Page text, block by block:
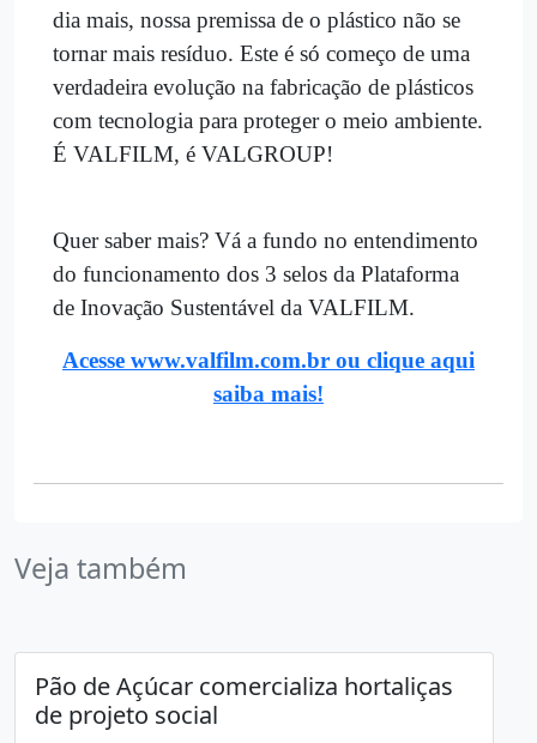
dia mais, nossa premissa de o plástico não se
tornar mais resíduo. Este é só começo de uma
verdadeira evolução na fabricação de plásticos
com tecnologia para proteger o meio ambiente.
É VALFILM, é VALGROUP!
Quer saber mais? Vá a fundo no entendimento
do funcionamento dos 3 selos da Plataforma
de Inovação Sustentável da VALFILM.
Acesse www.valfilm.com.br ou clique aqui
saiba mais!
Veja também
Pão de Açúcar comercializa hortaliças
de projeto social